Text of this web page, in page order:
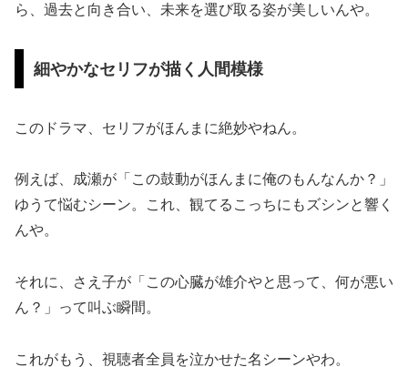
ら、過去と向き合い、未来を選び取る姿が美しいんや。
細やかなセリフが描く人間模様
このドラマ、セリフがほんまに絶妙やねん。
例えば、成瀬が「この鼓動がほんまに俺のもんなんか？」
ゆうて悩むシーン。これ、観てるこっちにもズシンと響く
んや。
それに、さえ子が「この心臓が雄介やと思って、何が悪い
ん？」って叫ぶ瞬間。
これがもう、視聴者全員を泣かせた名シーンやわ。